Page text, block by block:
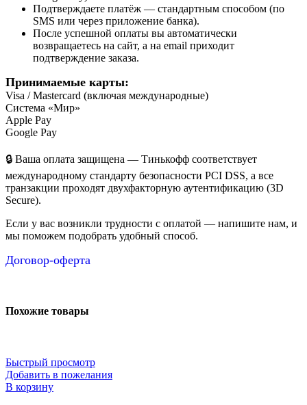
Подтверждаете платёж — стандартным способом (по
SMS или через приложение банка).
После успешной оплаты вы автоматически
возвращаетесь на сайт, а на email приходит
подтверждение заказа.
Принимаемые карты:
Visa / Mastercard (включая международные)
Система «Мир»
Apple Pay
Google Pay
🔒 Ваша оплата защищена — Тинькофф соответствует
международному стандарту безопасности PCI DSS, а все
транзакции проходят двухфакторную аутентификацию (3D
Secure).
Если у вас возникли трудности с оплатой — напишите нам, и
мы поможем подобрать удобный способ.
Договор-оферта
Похожие товары
Быстрый просмотр
Добавить в пожелания
В корзину